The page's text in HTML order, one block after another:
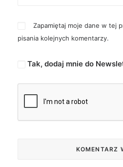
Zapamiętaj moje dane w tej
pisania kolejnych komentarzy.
Tak, dodaj mnie do